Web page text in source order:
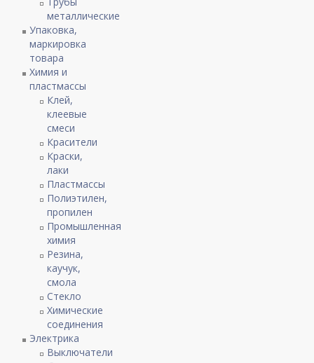
металлические
Упаковка,
маркировка
товара
Химия и
пластмассы
Клей,
клеевые
смеси
Красители
Краски,
лаки
Пластмассы
Полиэтилен,
пропилен
Промышленная
химия
Резина,
каучук,
смола
Стекло
Химические
соединения
Электрика
Выключатели